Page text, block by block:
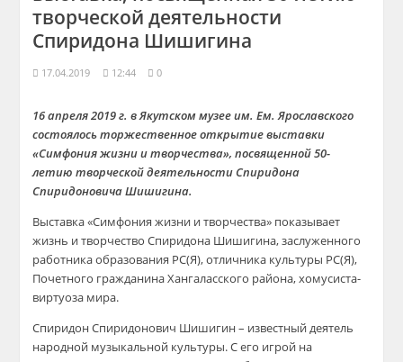
творческой деятельности
Спиридона Шишигина
17.04.2019 12:44 0
16 апреля 2019 г. в Якутском музее им. Ем. Ярославского
состоялось торжественное открытие выставки
«Симфония жизни и творчества», посвященной 50-
летию творческой деятельности Спиридона
Спиридоновича Шишигина.
Выставка «Симфония жизни и творчества» показывает
жизнь и творчество Спиридона Шишигина, заслуженного
работника образования РС(Я), отличника культуры РС(Я),
Почетного гражданина Хангаласского района, хомусиста-
виртуоза мира.
Спиридон Спиридонович Шишигин – известный деятель
народной музыкальной культуры. С его игрой на